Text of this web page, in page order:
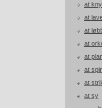
at
at
at
at
at
at
at
at sy